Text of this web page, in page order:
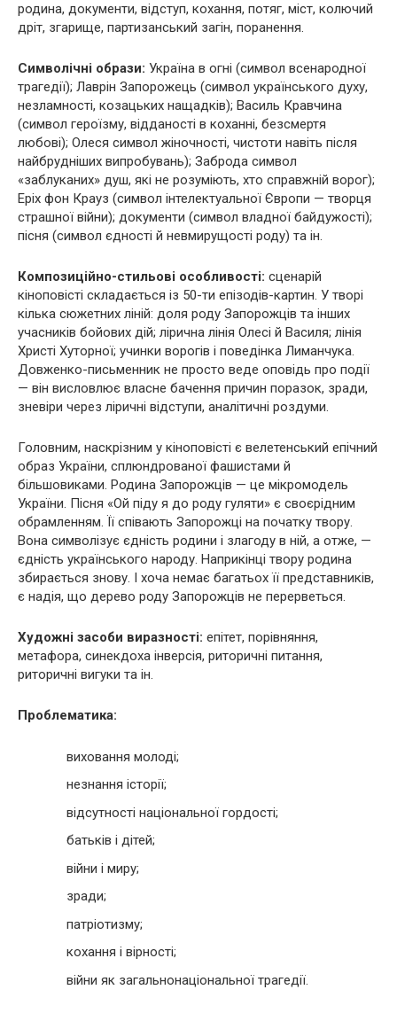
родина, документи, відступ, кохання, потяг, міст, колючий
дріт, згарище, партизанський загін, поранення.
Символічні образи: Україна в огні (символ всенародної
трагедії); Лаврін Запорожець (символ українського духу,
незламності, козацьких нащадків); Василь Кравчина
(символ героїзму, відданості в коханні, безсмертя
любові); Олеся символ жіночності, чистоти навіть після
найбрудніших випробувань); Заброда символ
«заблуканих» душ, які не розуміють, хто справжній ворог);
Еріх фон Крауз (символ інтелектуальної Європи — творця
страшної війни); документи (символ владної байдужості);
пісня (символ єдності й невмирущості роду) та ін.
Композиційно-стильові особливості: сценарій
кіноповісті складається із 50-ти епізодів-картин. У творі
кілька сюжетних ліній: доля роду Запорожців та інших
учасників бойових дій; лірична лінія Олесі й Василя; лінія
Христі Хуторної; учинки ворогів і поведінка Лиманчука.
Довженко-письменник не просто веде оповідь про події
— він висловлює власне бачення причин поразок, зради,
зневіри через ліричні відступи, аналітичні роздуми.
Головним, наскрізним у кіноповісті є велетенський епічний
образ України, сплюндрованої фашистами й
більшовиками. Родина Запорожців — це мікромодель
України. Пісня «Ой піду я до роду гуляти» є своєрідним
обрамленням. Її співають Запорожці на початку твору.
Вона символізує єдність родини і злагоду в ній, а отже, —
єдність українського народу. Наприкінці твору родина
збирається знову. І хоча немає багатьох її представників,
є надія, що дерево роду Запорожців не перерветься.
Художні засоби виразності: епітет, порівняння,
метафора, синекдоха інверсія, риторичні питання,
риторичні вигуки та ін.
Проблематика:
виховання молоді;
незнання історії;
відсутності національної гордості;
батьків і дітей;
війни і миру;
зради;
патріотизму;
кохання і вірності;
війни як загальнонаціональної трагедії.